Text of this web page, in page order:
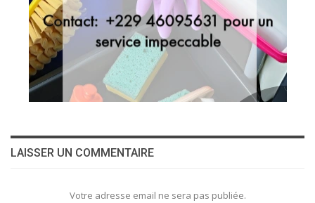
LAISSER UN COMMENTAIRE
Votre adresse email ne sera pas publiée.